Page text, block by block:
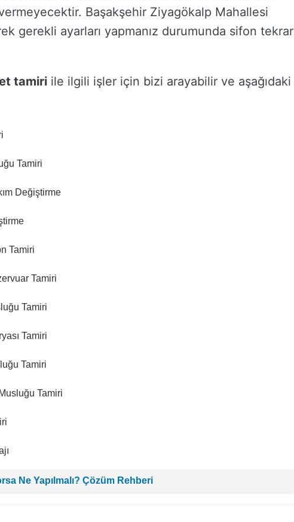
Başakşehir Ziyagökalp Mahallesi
gerekli ayarları yapmanız durumunda sifon tekrar
tamiri ile ilgili işler için bizi arayabilir ve aşağıdaki
Tamiri
Değiştirme
Tamiri
Tamiri
Tamiri
Tamiri
Tamiri
Tamiri
Ne Yapılmalı? Çözüm Rehberi